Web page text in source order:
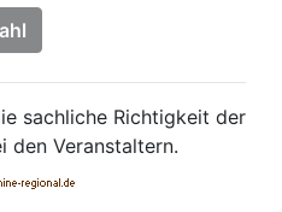
sachliche Richtigkeit der
den Veranstaltern.